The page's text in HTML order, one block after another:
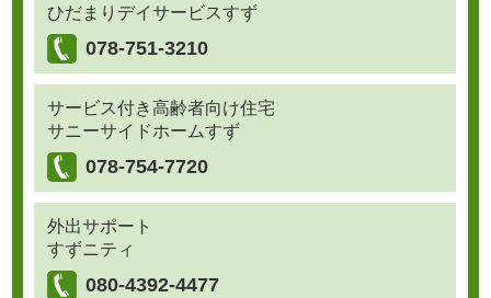
ひだまりデイサービスすず
078-751-3210
サービス付き高齢者向け住宅
サニーサイドホームすず
078-754-7720
外出サポート
すずニティ
080-4392-4477